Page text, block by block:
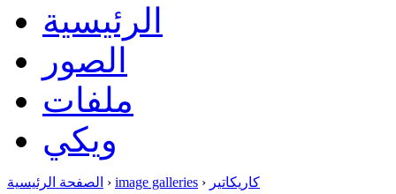
الرئيسية
الصور
ملفات
ويكي
الصفحة الرئيسية › image galleries › كاريكاتير